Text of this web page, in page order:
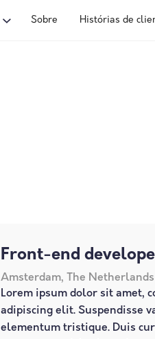
Sobre Histórias de
Front-end
Amsterdam, The Netherlands
Lorem ipsum dolor sit amet,
adipiscing elit. Suspendisse
elementum tristique. Duis